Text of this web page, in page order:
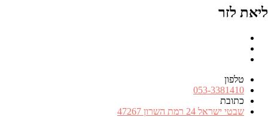
ליאת לזר
טלפון
מספר
טלפון
053-3381410
כתובת
כתובת
שבטי ישראל 24 רמת השרון 47267